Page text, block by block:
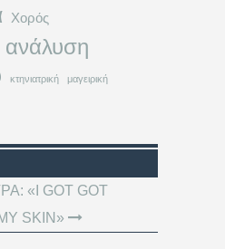
Χορός
ανάλυση
κτηνιατρική μαγειρική
«I GOT GOT
SKIN»